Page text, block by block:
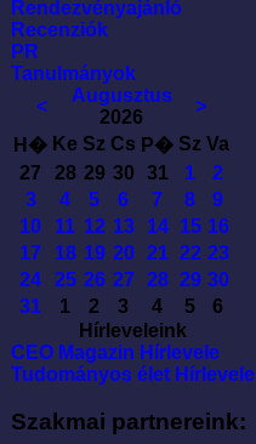
Rendezvényajánló
Recenziók
PR
Tanulmányok
<
Augusztus
2026
>
H� Ke Sz Cs P� Sz Va
27
28 29 30 31 1
2
3
4 5 6 7 8
9
10
11 12 13 14 15 16
17
18 19 20 21 22 23
24
25 26 27 28 29 30
31
1 2 3 4 5
6
Hírleveleink
CEO Magazin Hírlevele
Tudományos élet Hírlevele
Szakmai partnereink: